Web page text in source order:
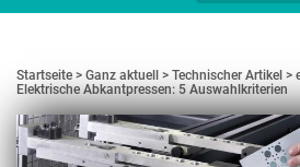
Startseite Ganz aktuell Technischer Artikel
Elektrische Abkantpressen: 5 Auswahlkriterien